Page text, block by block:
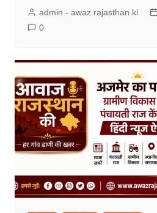
admin - awaz rajasthan ki
0